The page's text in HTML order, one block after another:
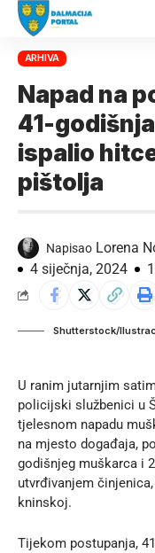
ARHIVA
Napad na
41-
ispalio
pištolja
Napisao Lorena
4 siječnja, 2024
Shutterstock/
U ranim jutarnjim
policijski službenici u
tjelesnom napadu
na mjesto događaja,
godišnjeg muškarca i
utvrđivanjem
kninskoj.
Tijekom postupanja,